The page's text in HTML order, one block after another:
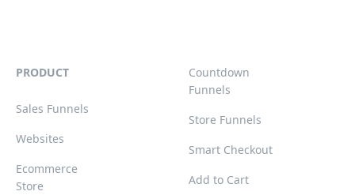
PRODUCT
Sales Funnels
Websites
Ecommerce
Store
Countdown
Funnels
Store Funnels
Smart Checkout
Add to Cart